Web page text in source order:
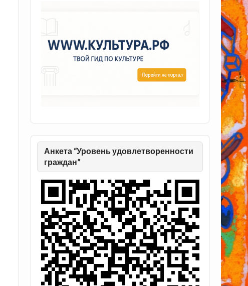
Анкета “Уровень удовлетворенности
граждан”